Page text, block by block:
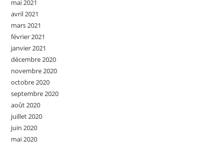
mai 2021
avril 2021
mars 2021
février 2021
janvier 2021
décembre 2020
novembre 2020
octobre 2020
septembre 2020
août 2020
juillet 2020
juin 2020
mai 2020